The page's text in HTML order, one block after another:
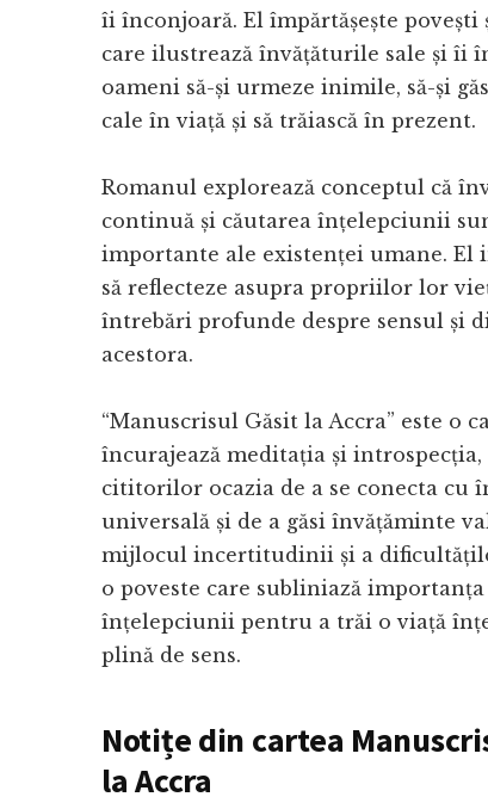
îi înconjoară. El împărtășește povești
care ilustrează învățăturile sale și îi
oameni să-și urmeze inimile, să-și
cale în viață și să trăiască în prezent.
Romanul explorează conceptul că
continuă și căutarea înțelepciunii
importante ale existenței umane.
să reflecteze asupra propriilor lor
întrebări profunde despre sensul și
acestora.
“Manuscrisul Găsit la Accra” este o
încurajează meditația și
cititorilor ocazia de a se conecta cu
universală și de a găsi învățăminte
mijlocul incertitudinii și a
o poveste care subliniază
înțelepciunii pentru a trăi o viață
plină de sens.
Notițe din cartea
la Accra